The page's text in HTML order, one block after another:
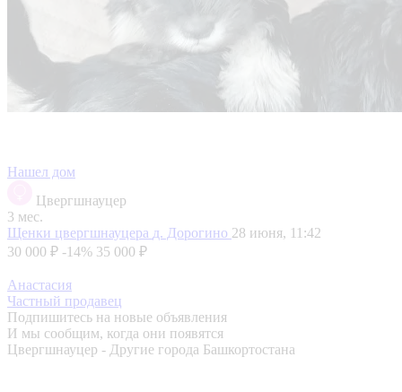
Нашел дом
Цвергшнауцер
3 мес.
Щенки цвергшнауцера д. Дорогино 28 июня, 11:42
30 000 ₽ -14% 35 000 ₽
Анастасия
Частный продавец
Подпишитесь на новые объявления
И мы сообщим, когда они появятся
Цвергшнауцер - Другие города Башкортостана